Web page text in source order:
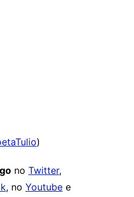
)
no Twitter,
, no Youtubee